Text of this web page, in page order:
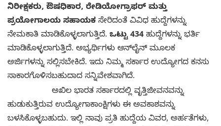
ನಿರೀಕ್ಷಕರು, ಔಷಧಿಕಾರ, ರೇಡಿಯೋಗ್ರಾಫರ್ ಮತ್ತು
ಪ್ರಯೋಗಾಲಯ ಸಹಾಯಕ ಸೇರಿದಂತೆ ವಿವಿಧ ಹುದ್ದೆಗಳನ್ನು
ನೇಮಕಾತಿ ಮಾಡಿಕೊಳ್ಳಲಾಗುತ್ತಿದೆ. ಒಟ್ಟು 434 ಹುದ್ದೆಗಳನ್ನು ಭರ್ತಿ
ಮಾಡಿಕೊಳ್ಳಲಾಗುತ್ತಿದೆ. ಅಭ್ಯರ್ಥಿಗಳು ಆನ್‌ಲೈನ್ ಮೂಲಕ
ಅರ್ಜಿಗಳನ್ನು ಸಲ್ಲಿಸಬೇಕಿದೆ. ಇದು ನಿಮ್ಮ ಸರ್ಕಾರ ಉದ್ಯೋಗದ ಕನಸು
ಸಾಕಾರಗೊಳಿಸಬಹುದಾದ ಸನ್ನಿವೇಶವಾಗಿದೆ.
ಅಖಿಲ ಭಾರತ ಸರ್ಕಾರದಲ್ಲಿ ವೃತ್ತಿಜೀವನವನ್ನು
ಹುಡುಕುತ್ತಿರುವ ಉದ್ಯೋಗಾಕಾಂಕ್ಷಿಗಳು ಈ ಅವಕಾಶವನ್ನು
ಬಳಸಿಕೊಳ್ಳಬಹುದು. ಇಲ್ಲಿ ನಾವು ಪ್ರತಿ ಹುದ್ದೆಯ ವಿವರ, ಅರ್ಹತೆಗಳು,